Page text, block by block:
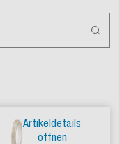
Artikeldetails
öffnen